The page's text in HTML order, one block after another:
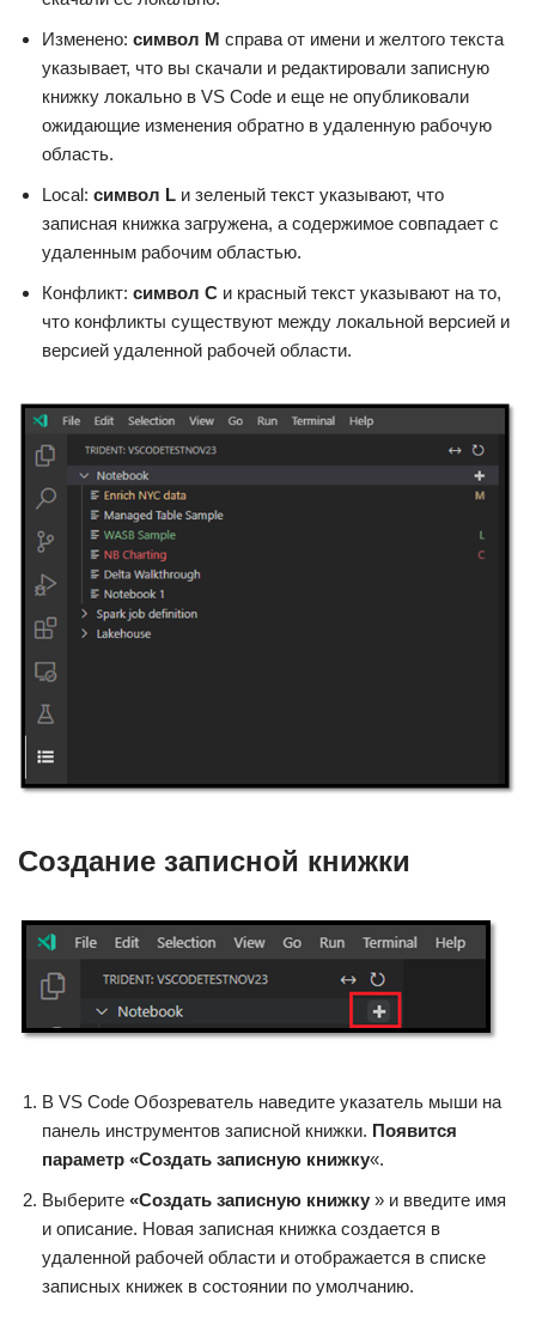
Изменено: символ M справа от имени и желтого текста
указывает, что вы скачали и редактировали записную
книжку локально в VS Code и еще не опубликовали
ожидающие изменения обратно в удаленную рабочую
область.
Local: символ L и зеленый текст указывают, что
записная книжка загружена, а содержимое совпадает с
удаленным рабочим областью.
Конфликт: символ C и красный текст указывают на то,
что конфликты существуют между локальной версией и
версией удаленной рабочей области.
Создание записной книжки
В VS Code Обозреватель наведите указатель мыши на
панель инструментов записной книжки. Появится
параметр «Создать записную книжку«.
Выберите «Создать записную книжку » и введите имя
и описание. Новая записная книжка создается в
удаленной рабочей области и отображается в списке
записных книжек в состоянии по умолчанию.